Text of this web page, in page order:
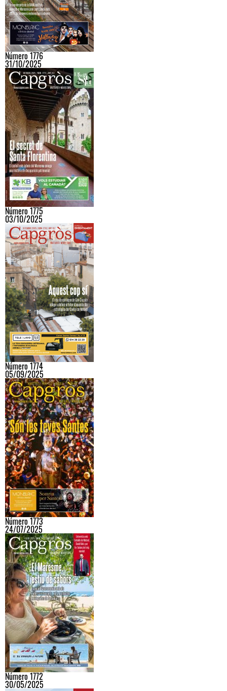
Número 1776
31/10/2025
Número 1775
03/10/2025
Número 1774
05/09/2025
Número 1773
24/07/2025
Número 1772
30/05/2025